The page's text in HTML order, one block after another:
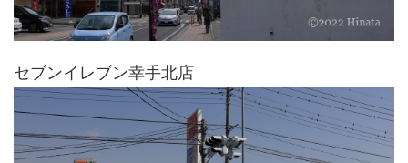
セブンイレブン幸手北店